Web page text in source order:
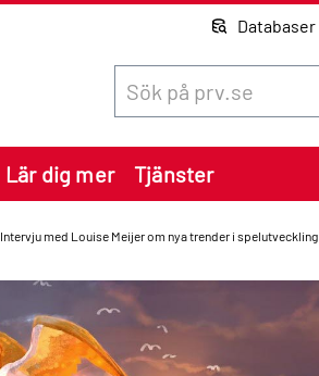
Databaser
Lär dig mer Tjänster
Intervju med Louise Meijer om nya trender i spelutveckling